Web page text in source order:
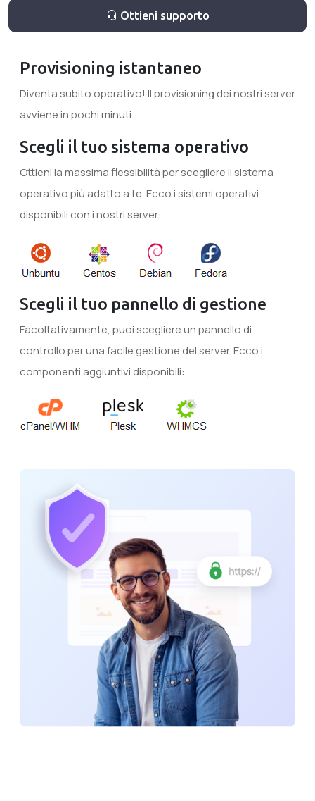
Ottieni supporto
Provisioning istantaneo
Diventa subito operativo! Il provisioning dei nostri server
avviene in pochi minuti.
Scegli il tuo sistema operativo
Ottieni la massima flessibilità per scegliere il sistema
operativo più adatto a te. Ecco i sistemi operativi
disponibili con i nostri server:
Scegli il tuo pannello di gestione
Facoltativamente, puoi scegliere un pannello di
controllo per una facile gestione del server. Ecco i
componenti aggiuntivi disponibili: